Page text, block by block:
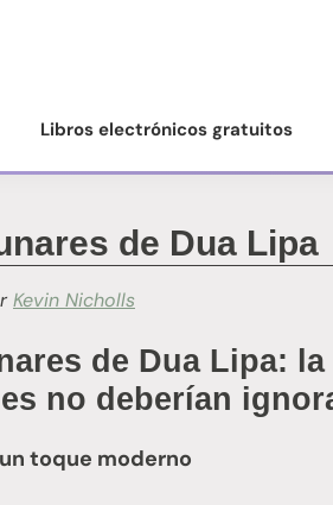
Libros electrónicos gratuitos
de Dua Lipa
Kevin Nicholls
de Dua Lipa:
no deberían
toque moderno